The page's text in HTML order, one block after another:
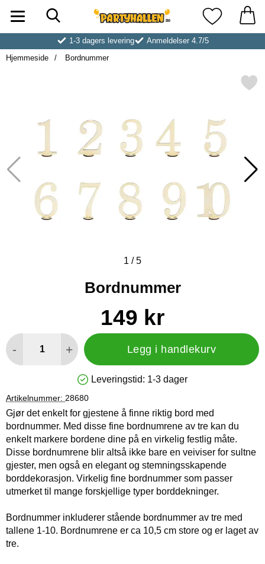
Startsiden for Partyhallen ABMine
1-3 dagers levering
Anmeldelser 4.7/5
Hjemmeside
Bordnummer
Merk bordnummer
1 /5
Bordnummer
Handle dette produktet, Bordnummer
pris
149 kr
- + Legg i handlekurv
Produkttilgjengelighet: På lager
Leveringstid: 1-3 dager
Artikelnummer: 28680
Gjør det enkelt for gjestene å finne riktig bord med
bordnummer. Med disse fine bordnumrene av tre kan du
enkelt markere bordene dine på en virkelig festlig måte.
Disse bordnumrene blir altså ikke bare en veiviser for sultne
gjester, men også en elegant og stemningsskapende
borddekorasjon. Virkelig fine bordnummer som passer
utmerket til mange forskjellige typer borddekninger.
Bordnummer inkluderer stående bordnummer av tre med
tallene 1-10. Bordnumrene er ca 10,5 cm store og er laget av
tre.